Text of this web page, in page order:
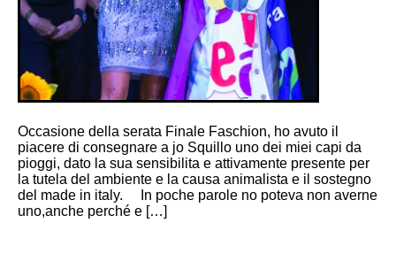
Occasione della serata Finale Faschion, ho avuto il
piacere di consegnare a jo Squillo uno dei miei capi da
pioggi, dato la sua sensibilita e attivamente presente per
la tutela del ambiente e la causa animalista e il sostegno
del made in italy. In poche parole no poteva non averne
uno,anche perché e […]